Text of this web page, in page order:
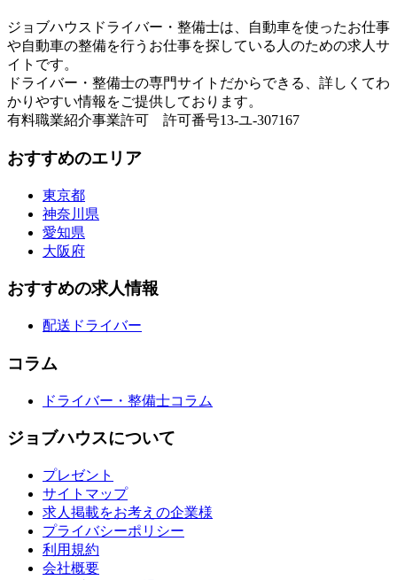
ジョブハウスドライバー・整備士は、自動車を使ったお仕事
や自動車の整備を行うお仕事を探している人のための求人サ
イトです。
ドライバー・整備士の専門サイトだからできる、詳しくてわ
かりやすい情報をご提供しております。
有料職業紹介事業許可 許可番号13-ユ-307167
おすすめのエリア
東京都
神奈川県
愛知県
大阪府
おすすめの求人情報
配送ドライバー
コラム
ドライバー・整備士コラム
ジョブハウスについて
プレゼント
サイトマップ
求人掲載をお考えの企業様
プライバシーポリシー
利用規約
会社概要